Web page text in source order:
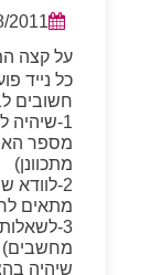
18:47:19
על קצה
חשובים
מספר
מתכוונן)
2-
מתאים
3-
מחשבים)
שיהיה